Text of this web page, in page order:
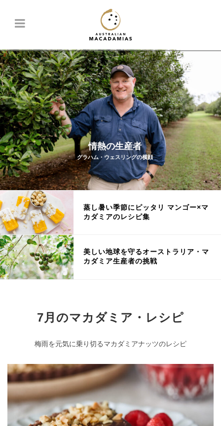
グラハム・ウェスリングの横顔
情熱の生産者
蒸し暑い季節にピッタリ マンゴー×マ
カダミアのレシピ集
美しい地球を守るオーストラリア・マ
カダミア生産者の挑戦
7月のマカダミア・レシピ
梅雨を元気に乗り切るマカダミアナッツのレシピ